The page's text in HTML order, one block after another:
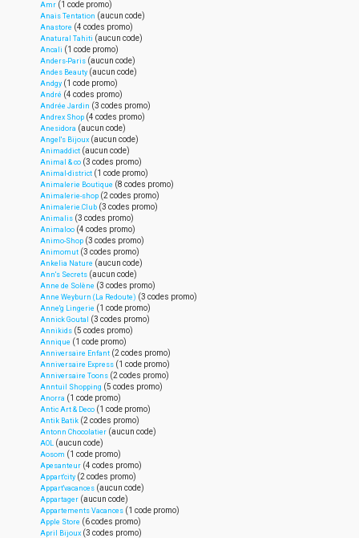
Amr (1 code promo)
Anais Tentation (aucun code)
Anastore (4 codes promo)
Anatural Tahiti (aucun code)
Ancali (1 code promo)
Anders-Paris (aucun code)
Andes Beauty (aucun code)
Andgy (1 code promo)
André (4 codes promo)
Andrée Jardin (3 codes promo)
Andrex Shop (4 codes promo)
Anesidora (aucun code)
Angel's Bijoux (aucun code)
Animaddict (aucun code)
Animal & co (3 codes promo)
Animal-district (1 code promo)
Animalerie Boutique (8 codes promo)
Animalerie-shop (2 codes promo)
Animalerie.Club (3 codes promo)
Animalis (3 codes promo)
Animaloo (4 codes promo)
Animo-Shop (3 codes promo)
Animomut (3 codes promo)
Ankelia Nature (aucun code)
Ann's Secrets (aucun code)
Anne de Solène (3 codes promo)
Anne Weyburn (La Redoute) (3 codes promo)
Anne'g Lingerie (1 code promo)
Annick Goutal (3 codes promo)
Annikids (5 codes promo)
Annique (1 code promo)
Anniversaire Enfant (2 codes promo)
Anniversaire Express (1 code promo)
Anniversaire Toons (2 codes promo)
Anntuil Shopping (5 codes promo)
Anorra (1 code promo)
Antic Art & Deco (1 code promo)
Antik Batik (2 codes promo)
Antonn Chocolatier (aucun code)
AOL (aucun code)
Aosom (1 code promo)
Apesanteur (4 codes promo)
Appart'city (2 codes promo)
Appart'vacances (aucun code)
Appartager (aucun code)
Appartements Vacances (1 code promo)
Apple Store (6 codes promo)
April Bijoux (3 codes promo)